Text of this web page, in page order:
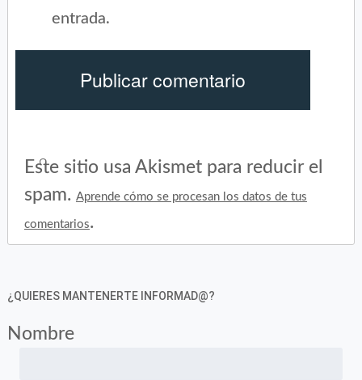
entrada.
Este sitio usa Akismet para reducir el
spam. Aprende cómo se procesan los datos de tus
comentarios.
¿QUIERES MANTENERTE INFORMAD@?
Nombre